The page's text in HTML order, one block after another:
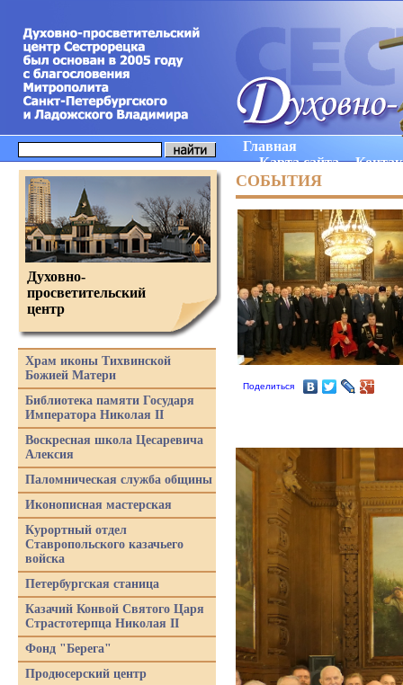
Главная
Карта сайта
СОБЫТИЯ
Поделиться
Духовно-
просветительский
центр
Храм иконы Тихвинской
Божией Матери
Библиотека памяти Государя
Императора Николая II
Воскресная школа Цесаревича
Алексия
Паломническая служба общины
Иконописная мастерская
Курортный отдел
Ставропольского казачьего
войска
Петербургская станица
Казачий Конвой Святого Царя
Страстотерпца Николая II
Фонд "Берега"
Продюсерский центр